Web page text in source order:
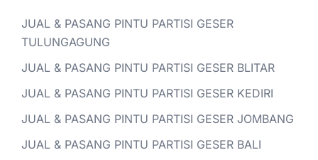
JUAL & PASANG PINTU PARTISI GESER
TULUNGAGUNG
JUAL & PASANG PINTU PARTISI GESER BLITAR
JUAL & PASANG PINTU PARTISI GESER KEDIRI
JUAL & PASANG PINTU PARTISI GESER JOMBANG
JUAL & PASANG PINTU PARTISI GESER BALI